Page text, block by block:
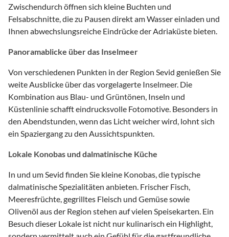
Zwischendurch öffnen sich kleine Buchten und
Felsabschnitte, die zu Pausen direkt am Wasser einladen und
Ihnen abwechslungsreiche Eindrücke der Adriaküste bieten.
Panoramablicke über das Inselmeer
Von verschiedenen Punkten in der Region Sevid genießen Sie
weite Ausblicke über das vorgelagerte Inselmeer. Die
Kombination aus Blau- und Grüntönen, Inseln und
Küstenlinie schafft eindrucksvolle Fotomotive. Besonders in
den Abendstunden, wenn das Licht weicher wird, lohnt sich
ein Spaziergang zu den Aussichtspunkten.
Lokale Konobas und dalmatinische Küche
In und um Sevid finden Sie kleine Konobas, die typische
dalmatinische Spezialitäten anbieten. Frischer Fisch,
Meeresfrüchte, gegrilltes Fleisch und Gemüse sowie
Olivenöl aus der Region stehen auf vielen Speisekarten. Ein
Besuch dieser Lokale ist nicht nur kulinarisch ein Highlight,